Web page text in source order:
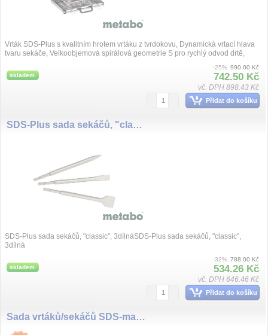
Vrták SDS-Plus s kvalitním hrotem vrtáku z tvrdokovu, Dynamická vrtací hlava
tvaru sekáče, Velkoobjemová spirálová geometrie S pro rychlý odvod drtě,
skladem
-25% 990.00 Kč
742.50 Kč
vč. DPH 898.43 Kč
Přidat do košíku
SDS-Plus sada sekáčů, "classic", 3dílná
SDS-Plus sada sekáčů, "classic", 3dílnáSDS-Plus sada sekáčů, "classic",
3dílná
skladem
-32% 788.00 Kč
534.26 Kč
vč. DPH 646.46 Kč
Přidat do košíku
Sada vrtáků/sekáčů SDS-max SP, 7dílná